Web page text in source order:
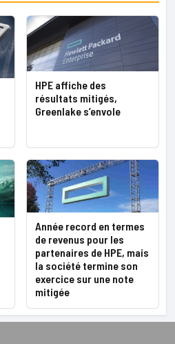
HPE affiche des
résultats mitigés,
Greenlake s’envole
Année record en termes
de revenus pour les
partenaires de HPE, mais
la société termine son
exercice sur une note
mitigée